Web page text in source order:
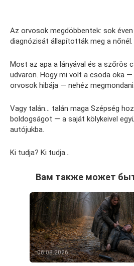
Az orvosok megdöbbentek: sok
diagnózisát állapították meg a nőnél.
Most az apa a lányával és a szőrös
udvaron. Hogy mi volt a csoda oka
orvosok hibája — nehéz megmondani.
Vagy talán… talán maga Szépség
boldogságot — a saját kölykeivel
autójukba.
Ki tudja? Ki tudja…
Вам также может
06.08.2026